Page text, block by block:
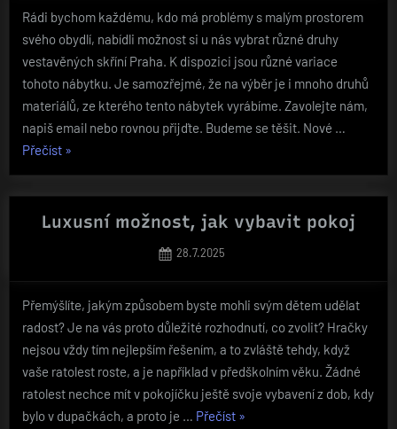
Rádi bychom každému, kdo má problémy s malým prostorem
svého obydlí, nabídli možnost si u nás vybrat různé druhy
vestavěných skříní Praha. K dispozici jsou různé variace
tohoto nábytku. Je samozřejmé, že na výběr je i mnoho druhů
materiálů, ze kterého tento nábytek vyrábíme. Zavolejte nám,
napiš email nebo rovnou přijďte. Budeme se těšit. Nové …
Přečíst„Uděláme
prostor“
»
Luxusní možnost, jak vybavit pokoj
Posted
28.7.2025
Přemýšlíte, jakým způsobem byste mohli svým dětem udělat
radost? Je na vás proto důležité rozhodnutí, co zvolit? Hračky
nejsou vždy tím nejlepším řešením, a to zvláště tehdy, když
vaše ratolest roste, a je například v předškolním věku. Žádné
ratolest nechce mít v pokojíčku ještě svoje vybavení z dob, kdy
bylo v dupačkách, a proto je … Přečíst„Luxusní
»